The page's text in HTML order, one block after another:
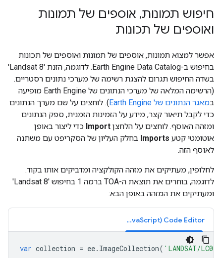
חיפוש תמונות, אוספים של תמונות
ואוספים של תכונות
אפשר למצוא תמונות, אוספים של תמונות ואוספים של תכונות
בחיפוש ב-Earth Engine Data Catalog. לדוגמה, הזנת 'Landsat 8'
בשדה החיפוש תגרום להצגת רשימה של מערכי נתונים רסטריים.
(הרשימה המלאה של מערכי הנתונים של Earth Engine מופיעה
במאגר הנתונים של Earth Engine
). לוחצים על שם מערך הנתונים
כדי לקבל תיאור קצר, מידע על הזמינות הזמנית, ספק הנתונים
ומזהה האוסף. לוחצים על הלחצן Import כדי ליצור באופן
אוטומטי קטע Imports בחלק העליון של הסקריפט עם משתנה
לאוסף הזה.
לחלופין, מעתיקים את מזהה הקולקציה ומדביקים אותו בקוד.
לדוגמה, בוחרים את תוצאת ה-TOA ברמה 1 בחיפוש 'Landsat 8'
ומעתיקים את המזהה באופן הבא:
Code Editor‏ (JavaScript)
var collection = ee. ImageCollection( 'LANDSAT/